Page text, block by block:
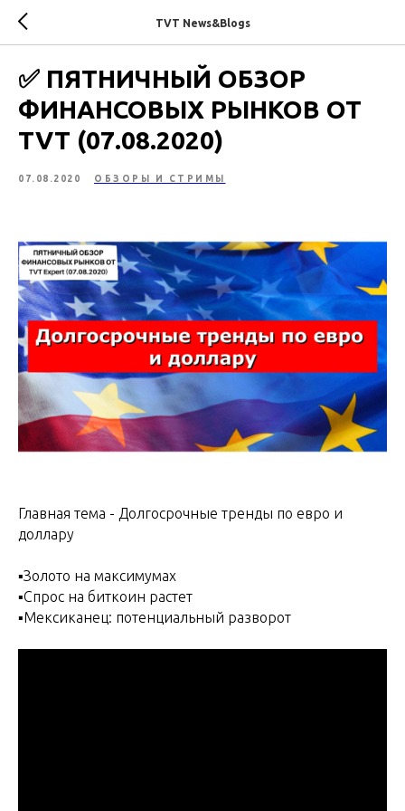
TVT News&Blogs
​​​​​​​​​​✅ ПЯТНИЧНЫЙ ОБЗОР
ФИНАНСОВЫХ РЫНКОВ ОТ
TVT (07.08.2020)
07.08.2020 ОБЗОРЫ И СТРИМЫ
Главная тема - Долгосрочные тренды по евро и
доллару
▪️Золото на максимумах
▪️Спрос на биткоин растет
▪️Мексиканец: потенциальный разворот